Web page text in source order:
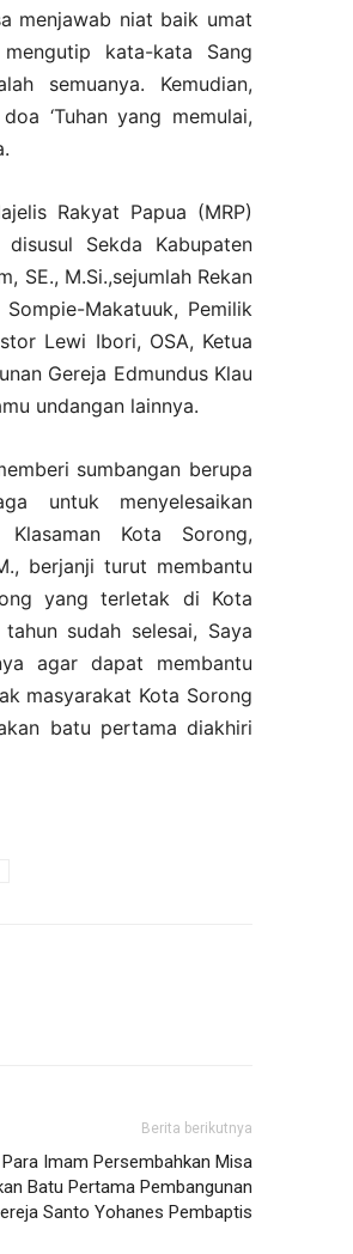
menjawab niat baik umat
kata-kata Sang
semuanya. Kemudian,
‘Tuhan yang memulai,
Rakyat Papua (MRP)
Sekda Kabupaten
SE., M.Si.,sejumlah Rekan
Makatuuk, Pemilik
Lewi Ibori, OSA, Ketua
Gereja Edmundus Klau
undangan lainnya.
sumbangan berupa
untuk menyelesaikan
Kota Sorong,
berjanji turut membantu
yang terletak di Kota
sudah selesai, Saya
agar dapat membantu
masyarakat Kota Sorong
batu pertama diakhiri
Berita berikutnya
Imam Persembahkan Misa
Batu Pertama Pembangunan
Santo Yohanes Pembaptis